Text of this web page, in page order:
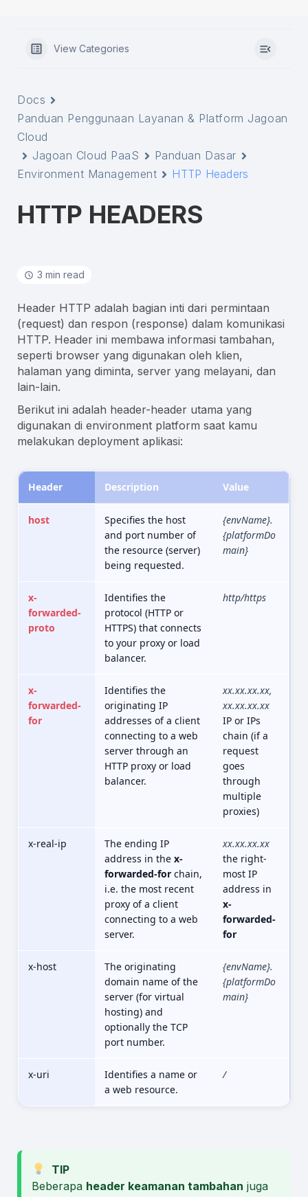
View Categories
Docs
Panduan Penggunaan Layanan & Platform Jagoan
Cloud
Jagoan Cloud PaaS
Panduan Dasar
Environment Management
HTTP Headers
HTTP HEADERS
3 min read
Header HTTP adalah bagian inti dari permintaan
(request) dan respon (response) dalam komunikasi
HTTP. Header ini membawa informasi tambahan,
seperti browser yang digunakan oleh klien,
halaman yang diminta, server yang melayani, dan
lain-lain.
Berikut ini adalah header-header utama yang
digunakan di environment platform saat kamu
melakukan deployment aplikasi:
Header Description Value
host
Specifies the host
and port number of
the resource (server)
being requested.
{envName}.
{platformDo
main}
x-
forwarded-
proto
Identifies the
protocol (HTTP or
HTTPS) that connects
to your proxy or load
balancer.
http/https
x-
forwarded-
for
Identifies the
originating IP
addresses of a client
connecting to a web
server through an
HTTP proxy or load
balancer.
xx.xx.xx.xx,
xx.xx.xx.xx
IP or IPs
chain (if a
request
goes
through
multiple
proxies)
x-real-ip
The ending IP
address in the x-
forwarded-for chain,
i.e. the most recent
proxy of a client
connecting to a web
server.
xx.xx.xx.xx
the right-
most IP
address in
x-
forwarded-
for
x-host
The originating
domain name of the
server (for virtual
hosting) and
optionally the TCP
port number.
{envName}.
{platformDo
main}
x-uri
Identifies a name or
a web resource.
/
TIP
Beberapa header keamanan tambahan juga